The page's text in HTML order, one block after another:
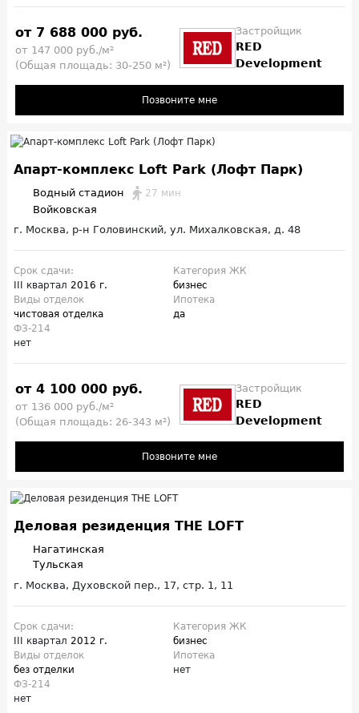
от 7 688 000 руб.
от 147 000 руб./м²
(Общая площадь: 30-250 м²)
Застройщик
RED
Development
Позвоните мне
Апарт-комплекс Loft Park (Лофт Парк)
Водный стадион 27 мин
Войковская
г. Москва, р-н Головинский, ул. Михалковская, д. 48
Срок сдачи:
III квартал 2016 г.
Категория ЖК
бизнес
Виды отделок
чистовая отделка
Ипотека
да
ФЗ-214
нет
от 4 100 000 руб.
от 136 000 руб./м²
(Общая площадь: 26-343 м²)
Застройщик
RED
Development
Позвоните мне
Деловая резиденция THE LOFT
Нагатинская
Тульская
г. Москва, Духовской пер., 17, стр. 1, 11
Срок сдачи:
III квартал 2012 г.
Категория ЖК
бизнес
Виды отделок
без отделки
Ипотека
нет
ФЗ-214
нет